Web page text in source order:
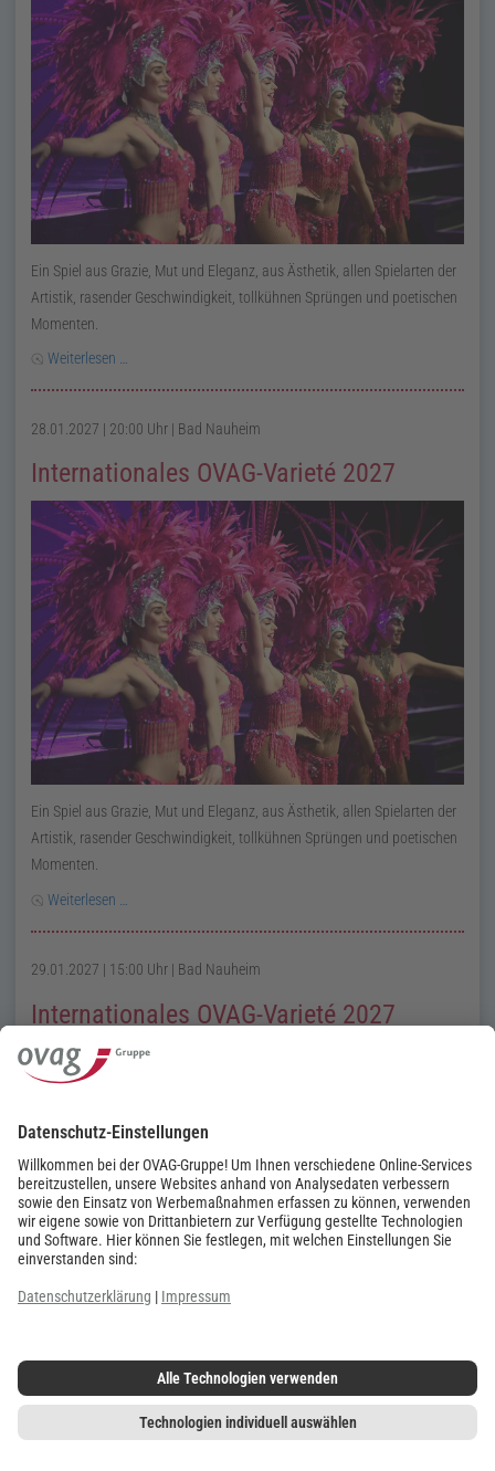
Ein Spiel aus Grazie, Mut und Eleganz, aus Ästhetik, allen Spielarten der
Artistik, rasender Geschwindigkeit, tollkühnen Sprüngen und poetischen
Momenten.
Weiterlesen …
28.01.2027 | 20:00 Uhr | Bad Nauheim
Internationales OVAG-Varieté 2027
Ein Spiel aus Grazie, Mut und Eleganz, aus Ästhetik, allen Spielarten der
Artistik, rasender Geschwindigkeit, tollkühnen Sprüngen und poetischen
Momenten.
Weiterlesen …
29.01.2027 | 15:00 Uhr | Bad Nauheim
Internationales OVAG-Varieté 2027
Artistik, rasender Geschwindigkeit, tollkühnen Sprüngen und poetischen
Momenten.
Weiterlesen …